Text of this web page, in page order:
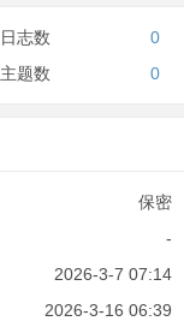
日志数
0
主题数 0
保密
-
2026-3-7 07:14
2026-3-16 06:39